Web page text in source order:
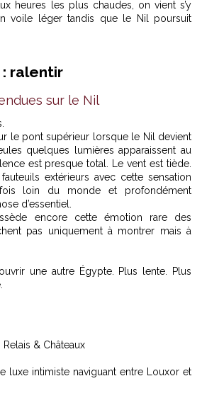
heures les plus chaudes, on vient s’y
voile léger tandis que le Nil poursuit
ralentir
sur le Nil
le pont supérieur lorsque le Nil devient
quelques lumières apparaissent au
est presque total. Le vent est tiède.
extérieurs avec cette sensation
loin du monde et profondément
d’essentiel.
encore cette émotion rare des
pas uniquement à montrer mais à
une autre Égypte. Plus lente. Plus
& Châteaux
luxe intimiste naviguant entre Louxor et